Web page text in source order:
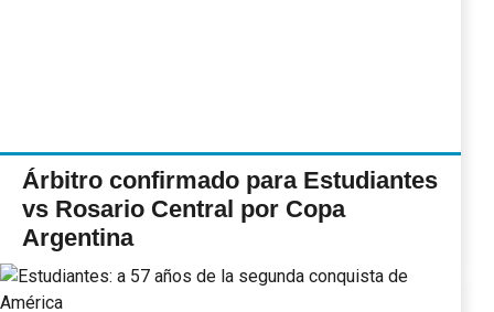
Árbitro confirmado para Estudiantes
vs Rosario Central por Copa
Argentina